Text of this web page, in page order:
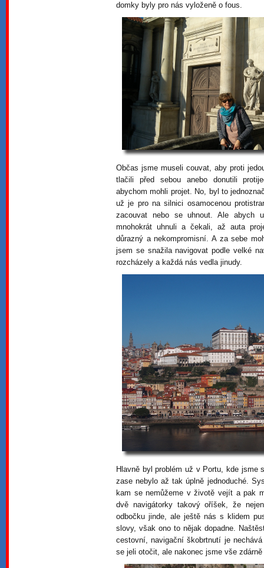
domky byly pro nás vyloženě o fous.
Občas jsme museli couvat, aby proti
tlačili před sebou anebo donutili
abychom mohli projet. No, byl to
už je pro na silnici osamocenou
zacouvat nebo se uhnout. Ale abych
mnohokrát uhnuli a čekali, až auta
důrazný a nekompromisní. A za sebe
jsem se snažila navigovat podle velké
rozcházely a každá nás vedla jinudy.
Hlavně byl problém už v Portu, kde jsme
zase nebylo až tak úplně jednoduché.
kam se nemůžeme v životě vejít a pak
dvě navigátorky takový oříšek, že
odbočku jinde, ale ještě nás s klidem
slovy, však ono to nějak dopadne.
cestovní, navigační škobrtnutí je
se jeli otočit, ale nakonec jsme vše